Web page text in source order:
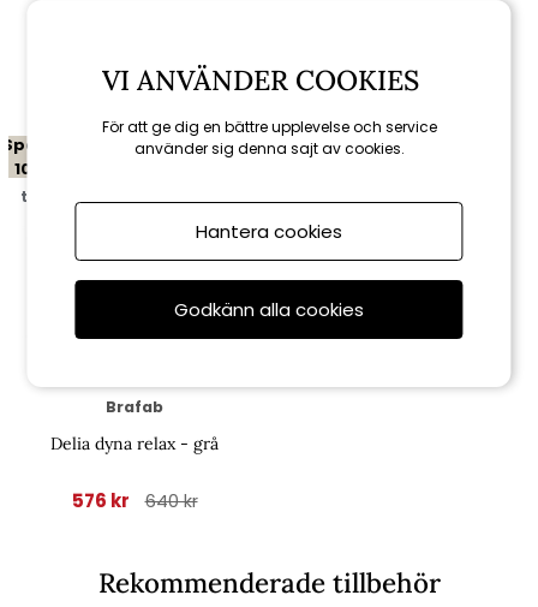
Relaterade produkter
Spara
10%
till 16/8
Brafab
Delia dyna relax - grå
576 kr 640 kr
Rekommenderade tillbehör
VI ANVÄNDER COOKIES
För att ge dig en bättre upplevelse och service
använder sig denna sajt av cookies.
Hantera cookies
Godkänn alla cookies